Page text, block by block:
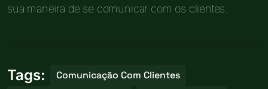
sua maneira de se comunicar com os clientes.
Tags:
Comunicação Com Clientes